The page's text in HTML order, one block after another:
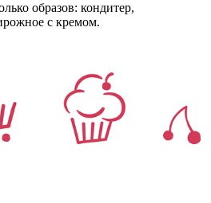
образов: кондитер,
с кремом.